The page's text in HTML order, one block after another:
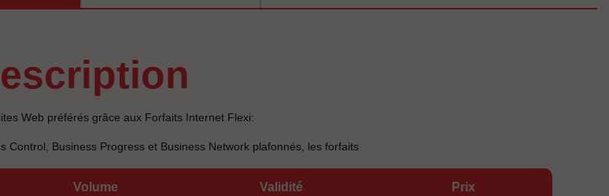
description
Web préférés grâce aux Forfaits Internet Flexi:
Control, Business Progress et Business Network plafonnés, les forfaits
Volume Validité Prix